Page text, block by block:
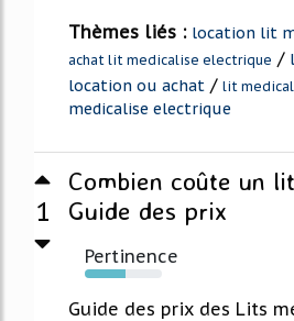
Thèmes liés : location lit
achat lit medicalise electrique /
location ou achat / lit
medicalise electrique
1
Combien coûte un
Guide des prix
Pertinence
53%
Guide des prix des Lits